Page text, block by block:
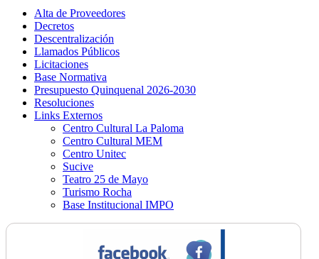
Alta de Proveedores
Decretos
Descentralización
Llamados Públicos
Licitaciones
Base Normativa
Presupuesto Quinquenal 2026-2030
Resoluciones
Links Externos
Centro Cultural La Paloma
Centro Cultural MEM
Centro Unitec
Sucive
Teatro 25 de Mayo
Turismo Rocha
Base Institucional IMPO